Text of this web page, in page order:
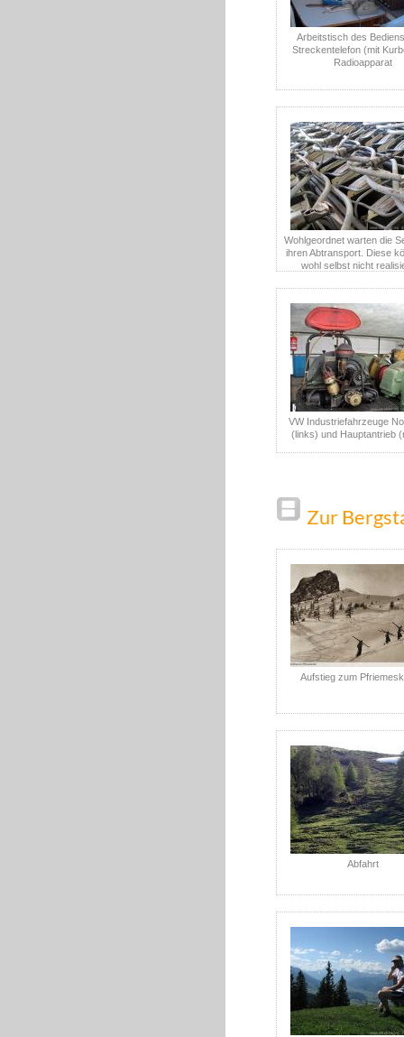
Arbeitstisch des
Streckentelefon (mit
Radioapparat
Wohlgeordnet warten die
ihren Abtransport. Diese
wohl selbst nicht
VW Industriefahrzeuge
(links) und Hauptantrieb
Zur
Aufstieg zum
Abfahrt